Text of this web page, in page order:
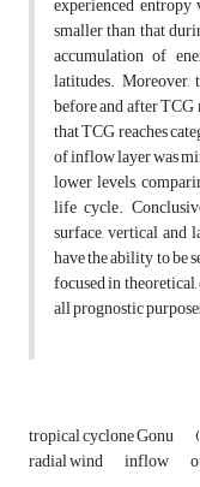
smaller than that
accumulation of
latitudes.
before and after
that TCG reaches
of inflow layer was
lower levels,
life cycle.
surface, vertical and
have the ability to be
focused in
all prognostic
tropical cyclone Gonu
radial wind inflow